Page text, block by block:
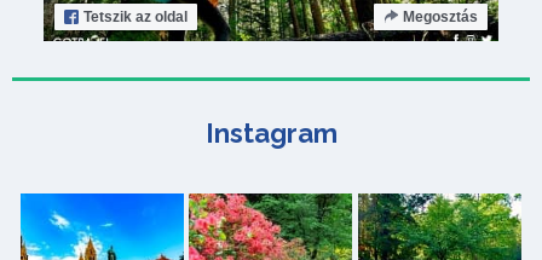
Tetszik az oldal Megosztás
Instagram